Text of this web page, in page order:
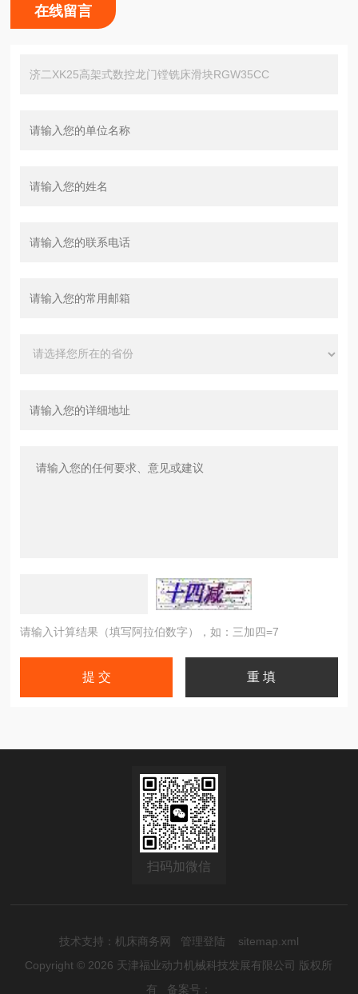
在线留言
请输入计算结果（填写阿拉伯数字），如：三加四=7
扫码加微信
技术支持： 机床商务网 管理登陆
sitemap.xml
Copyright © 2026 天津福业动力机械科技发展有限公司 版权所
有 备案号：